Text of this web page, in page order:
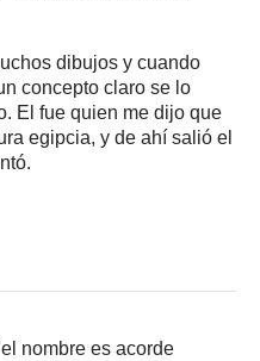
dibujos y cuando
concepto claro se lo
El fue quien me dijo que
egipcia, y de ahí salió el
nombre es acorde